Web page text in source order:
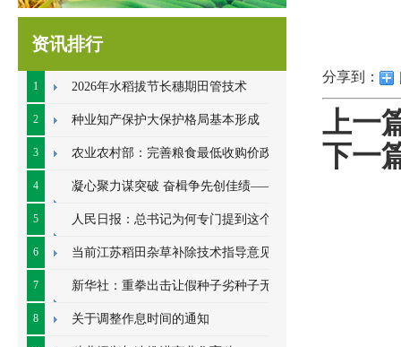
资讯排行
1 2026年水稻拔节长穗期田管技术
2 种业知产保护大保护格局基本形成
3 农业农村部：完善粮食最低收购价政策
4 凝心聚力谋突破 奋楫争先创佳绩——江
苏金土地种业2026年中总结会顺利开展
5 人民日报：总书记为何专门提到这个数
字
6 当前江苏稻田杂草补除技术指导意见
7 新华社：重拳出击让假种子劣种子无地
容身
8 关于调整作息时间的通知
分享到：
上一
下一